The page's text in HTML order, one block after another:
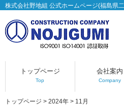
株式会社野地組 公式ホームページ(福島県二
トップページ
Top
会社案内
Company
トップページ > 2024年 > 11月